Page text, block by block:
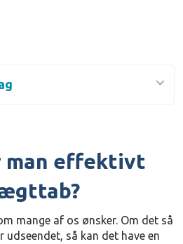
man effektivt
mange af os ønsker. Om det så
udseendet, så kan det have en